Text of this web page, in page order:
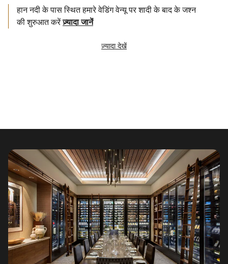
हान नदी के पास स्थित हमारे वेडिंग वेन्यू पर शादी के बाद के जश्न
की शुरुआत करें ज़्यादा जानें
ज़्यादा देखें